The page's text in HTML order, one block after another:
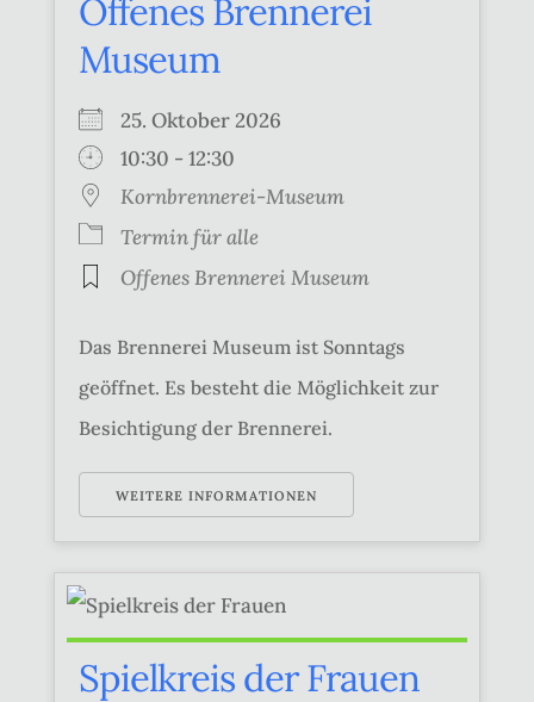
Offenes Brennerei
Museum
25. Oktober 2026
10:30 - 12:30
Kornbrennerei-Museum
Termin für alle
Offenes Brennerei Museum
Das Brennerei Museum ist Sonntags
geöffnet. Es besteht die Möglichkeit zur
Besichtigung der Brennerei.
WEITERE INFORMATIONEN
Spielkreis der Frauen